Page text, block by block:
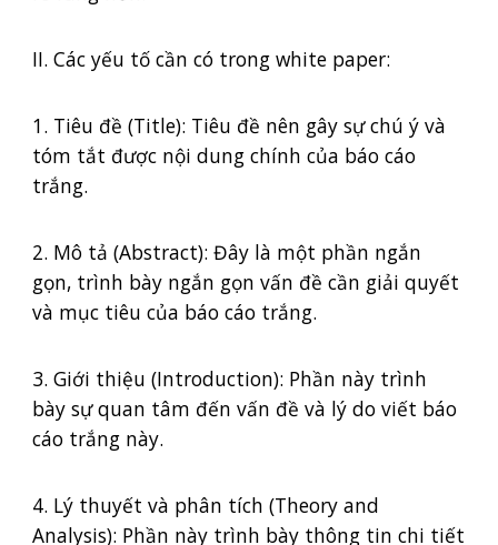
II. Các yếu tố cần có trong white paper:
1. Tiêu đề (Title): Tiêu đề nên gây sự chú ý và
tóm tắt được nội dung chính của báo cáo
trắng.
2. Mô tả (Abstract): Đây là một phần ngắn
gọn, trình bày ngắn gọn vấn đề cần giải quyết
và mục tiêu của báo cáo trắng.
3. Giới thiệu (Introduction): Phần này trình
bày sự quan tâm đến vấn đề và lý do viết báo
cáo trắng này.
4. Lý thuyết và phân tích (Theory and
Analysis): Phần này trình bày thông tin chi tiết